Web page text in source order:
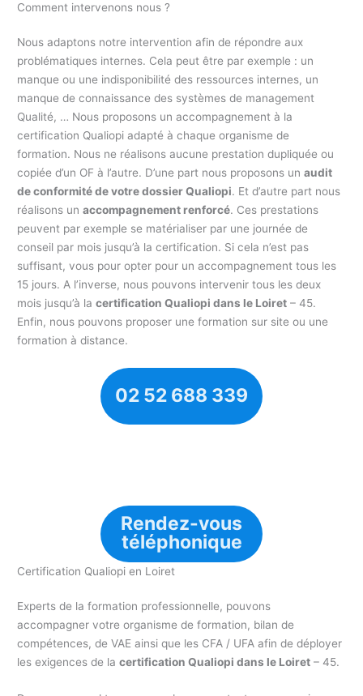
Comment intervenons nous ?
Nous adaptons notre intervention afin de répondre aux
problématiques internes. Cela peut être par exemple : un
manque ou une indisponibilité des ressources internes, un
manque de connaissance des systèmes de management
Qualité, … Nous proposons un accompagnement à la
certification Qualiopi adapté à chaque organisme de
formation. Nous ne réalisons aucune prestation dupliquée ou
copiée d’un OF à l’autre. D’une part nous proposons unaudit
de conformité de votre dossier Qualiopi. Et d’autre part nous
réalisons unaccompagnement renforcé. Ces prestations
peuvent par exemple se matérialiser par une journée de
conseil par mois jusqu’à la certification. Si cela n’est pas
suffisant, vous pour opter pour un accompagnement tous les
15 jours. A l’inverse, nous pouvons intervenir tous les deux
mois jusqu’à lacertification Qualiopi dans le Loiret – 45.
Enfin, nous pouvons proposer une formation sur site ou une
formation à distance.
02 52 688 339
Rendez-vous
téléphonique
Certification Qualiopi en Loiret
Experts de la formation professionnelle, pouvons
accompagner votre organisme de formation, bilan de
compétences, de VAE ainsi que les CFA / UFA afin de déployer
les exigences de lacertification Qualiopi dans le Loiret – 45.